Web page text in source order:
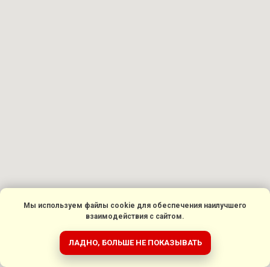
Мы используем файлы cookie для обеспечения наилучшего
взаимодействия с сайтом.
ЛАДНО, БОЛЬШЕ НЕ ПОКАЗЫВАТЬ